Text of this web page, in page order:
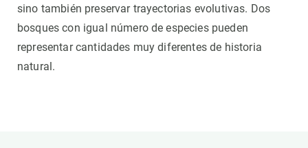
sino también preservar trayectorias evolutivas. Dos
bosques con igual número de especies pueden
representar cantidades muy diferentes de historia
natural.